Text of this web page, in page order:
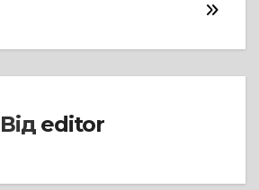
Від editor